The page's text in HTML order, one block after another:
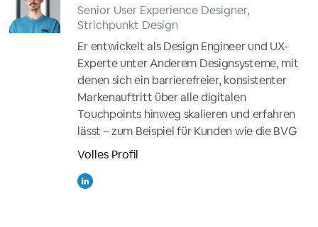
Senior User Experience Designer,
Strichpunkt Design
Er entwickelt als Design Engineer und UX-
Experte unter Anderem Designsysteme, mit
denen sich ein barrierefreier, konsistenter
Markenauftritt über alle digitalen
Touchpoints hinweg skalieren und erfahren
lässt – zum Beispiel für Kunden wie die BVG
Volles Profil